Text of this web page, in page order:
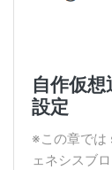
自作仮
設定
※この章で
ェネシスブ